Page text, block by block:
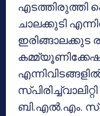
എടത്തിരുത്തി
ചാലക്കുടി
ബി.എല്‍.എം.